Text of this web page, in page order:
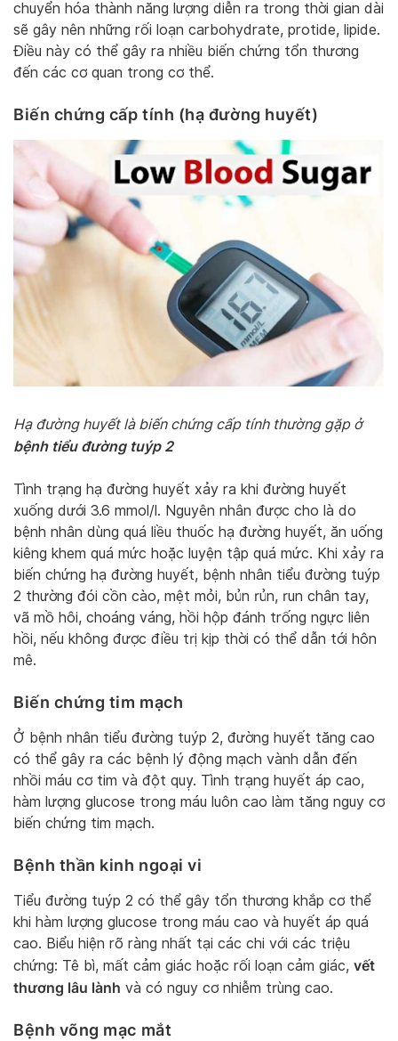
chuyển hóa thành năng lượng diễn ra trong thời gian dài
sẽ gây nên những rối loạn carbohydrate, protide, lipide.
Điều này có thể gây ra nhiều biến chứng tổn thương
đến các cơ quan trong cơ thể.
Biến chứng cấp tính (hạ đường huyết)
Hạ đường huyết là biến chứng cấp tính thường gặp ở
bệnh tiểu đường tuýp 2
Tình trạng hạ đường huyết xảy ra khi đường huyết
xuống dưới 3.6 mmol/l. Nguyên nhân được cho là do
bệnh nhân dùng quá liều thuốc hạ đường huyết, ăn uống
kiêng khem quá mức hoặc luyện tập quá mức. Khi xảy ra
biến chứng hạ đường huyết, bệnh nhân tiểu đường tuýp
2 thường đói cồn cào, mệt mỏi, bủn rủn, run chân tay,
vã mồ hôi, choáng váng, hồi hộp đánh trống ngực liên
hồi, nếu không được điều trị kịp thời có thể dẫn tới hôn
mê.
Biến chứng tim mạch
Ở bệnh nhân tiểu đường tuýp 2, đường huyết tăng cao
có thể gây ra các bệnh lý động mạch vành dẫn đến
nhồi máu cơ tim và đột quỵ. Tình trạng huyết áp cao,
hàm lượng glucose trong máu luôn cao làm tăng nguy cơ
biến chứng tim mạch.
Bệnh thần kinh ngoại vi
Tiểu đường tuýp 2 có thể gây tổn thương khắp cơ thể
khi hàm lượng glucose trong máu cao và huyết áp quá
cao. Biểu hiện rõ ràng nhất tại các chi với các triệu
chứng: Tê bì, mất cảm giác hoặc rối loạn cảm giác, vết
thương lâu lành và có nguy cơ nhiễm trùng cao.
Bệnh võng mạc mắt